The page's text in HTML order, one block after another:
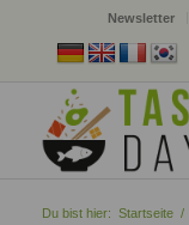
Newsletter
Du bist hier: Startseite /